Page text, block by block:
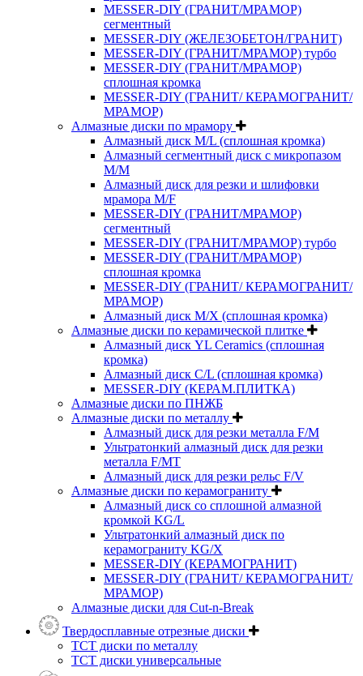
MESSER-DIY (ГРАНИТ/МРАМОР)
сегментный
MESSER-DIY (ЖЕЛЕЗОБЕТОН/ГРАНИТ)
MESSER-DIY (ГРАНИТ/МРАМОР) турбо
MESSER-DIY (ГРАНИТ/МРАМОР)
сплошная кромка
MESSER-DIY (ГРАНИТ/ КЕРАМОГРАНИТ/
МРАМОР)
Алмазные диски по мрамору
Алмазный диск M/L (сплошная кромка)
Алмазный сегментный диск с микропазом
M/M
Алмазный диск для резки и шлифовки
мрамора M/F
MESSER-DIY (ГРАНИТ/МРАМОР)
сегментный
MESSER-DIY (ГРАНИТ/МРАМОР) турбо
MESSER-DIY (ГРАНИТ/МРАМОР)
сплошная кромка
MESSER-DIY (ГРАНИТ/ КЕРАМОГРАНИТ/
МРАМОР)
Алмазный диск M/X (сплошная кромка)
Алмазные диски по керамической плитке
Алмазный диск YL Ceramics (сплошная
кромка)
Алмазный диск C/L (сплошная кромка)
MESSER-DIY (КЕРАМ.ПЛИТКА)
Алмазные диски по ПНЖБ
Алмазные диски по металлу
Алмазный диск для резки металла F/M
Ультратонкий алмазный диск для резки
металла F/MT
Алмазный диск для резки рельс F/V
Алмазные диски по керамограниту
Алмазный диск со сплошной алмазной
кромкой KG/L
Ультратонкий алмазный диск по
керамограниту KG/X
MESSER-DIY (КЕРАМОГРАНИТ)
MESSER-DIY (ГРАНИТ/ КЕРАМОГРАНИТ/
МРАМОР)
Алмазные диски для Cut-n-Break
Твердосплавные отрезные диски
ТСТ диски по металлу
ТСТ диски универсальные